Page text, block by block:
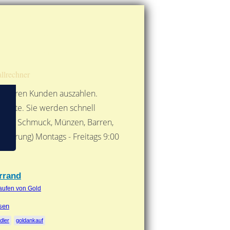
Kunden auszahlen.
Sie werden schnell
Schmuck, Münzen, Barren,
Montags - Freitags 9:00
von Gold
goldankauf